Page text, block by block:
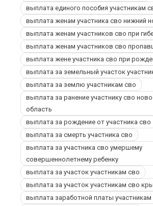
выплата единого пособия участникам
выплата женам участника сво нижний
выплата женам участников сво при
выплата женам участников сво
выплата жене участника сво при
выплата за земельный участок
выплата за землю участникам сво
выплата за ранение участнику сво
область
выплата за рождение от участника сво
выплата за смерть участника сво
выплата за участника сво умершему
совершеннолетнему ребенку
выплата за участок участникам сво
выплата за участок участникам сво
выплата заработной платы участникам